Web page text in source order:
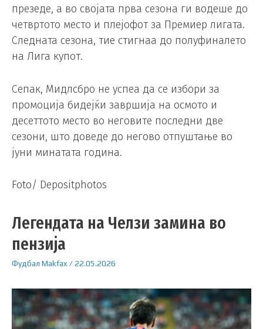
презеде, а во својата прва сезона ги водеше до
четвртото место и плејофот за Премиер лигата.
Следната сезона, тие стигнаа до полуфиналето
на Лига купот.
Сепак, Мидлсбро не успеа да се избори за
промоција бидејќи завршија на осмото и
десеттото место во неговите последни две
сезони, што доведе до негово отпуштање во
јуни минатата година.
Foto/ Depositphotos
Легендата на Челзи замина во
пензија
Фудбал Makfax /22.05.2026